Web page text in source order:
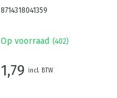
8714318041359
Op voorraad (402)
1,79 incl. BTW